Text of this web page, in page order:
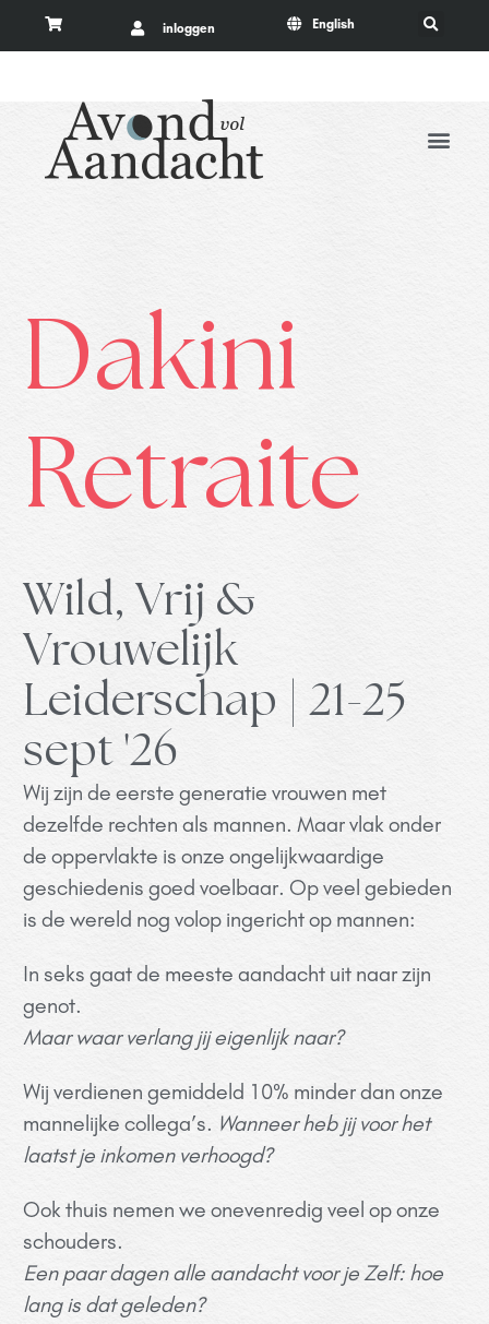
inloggen English
Dakini
Retraite
Wild, Vrij &
Vrouwelijk
Leiderschap | 21-25
sept '26
Wij zijn de eerste generatie vrouwen met
dezelfde rechten als mannen. Maar vlak onder
de oppervlakte is onze ongelijkwaardige
geschiedenis goed voelbaar. Op veel gebieden
is de wereld nog volop ingericht op mannen:
In seks gaat de meeste aandacht uit naar zijn
genot.
Maar waar verlang jij eigenlijk naar?
Wij verdienen gemiddeld 10% minder dan onze
mannelijke collega’s. Wanneer heb jij voor het
laatst je inkomen verhoogd?
Ook thuis nemen we onevenredig veel op onze
schouders.
Een paar dagen alle aandacht voor je Zelf: hoe
lang is dat geleden?